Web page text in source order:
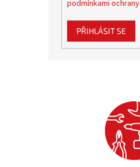
podmínkami
PŘIHLÁSIT SE